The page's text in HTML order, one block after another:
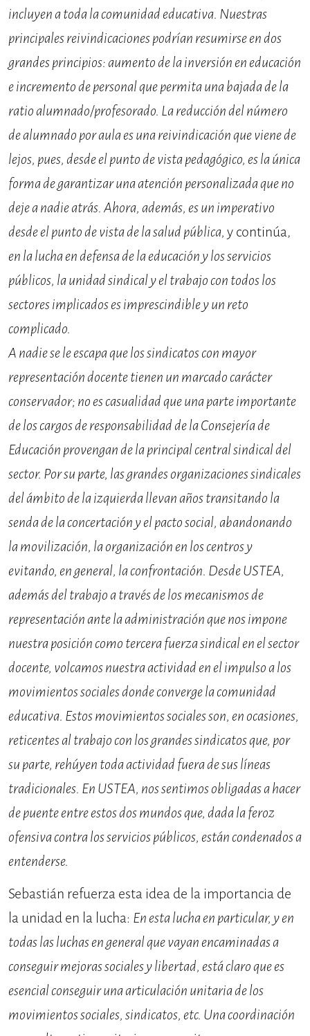
incluyen a toda la comunidad educativa. Nuestras
principales reivindicaciones podrían resumirse en dos
grandes principios: aumento de la inversión en educación
e incremento de personal que permita una bajada de la
ratio alumnado/profesorado. La reducción del número
de alumnado por aula es una reivindicación que viene de
lejos, pues, desde el punto de vista pedagógico, es la única
forma de garantizar una atención personalizada que no
deje a nadie atrás. Ahora, además, es un imperativo
desde el punto de vista de la salud pública,y continúa,
en la lucha en defensa de la educación y los servicios
públicos, la unidad sindical y el trabajo con todos los
sectores implicados es imprescindible y un reto
complicado.
A nadie se le escapa que los sindicatos con mayor
representación docente tienen un marcado carácter
conservador; no es casualidad que una parte importante
de los cargos de responsabilidad de la Consejería de
Educación provengan de la principal central sindical del
sector. Por su parte, las grandes organizaciones sindicales
del ámbito de la izquierda llevan años transitando la
senda de la concertación y el pacto social, abandonando
la movilización, la organización en los centros y
evitando, en general, la confrontación. Desde USTEA,
además del trabajo a través de los mecanismos de
representación ante la administración que nos impone
nuestra posición como tercera fuerza sindical en el sector
docente, volcamos nuestra actividad en el impulso a los
movimientos sociales donde converge la comunidad
educativa. Estos movimientos sociales son, en ocasiones,
reticentes al trabajo con los grandes sindicatos que, por
su parte, rehúyen toda actividad fuera de sus líneas
tradicionales. En USTEA, nos sentimos obligadas a hacer
de puente entre estos dos mundos que, dada la feroz
ofensiva contra los servicios públicos, están condenados a
entenderse.
Sebastián refuerza esta idea de la importancia de
la unidad en la lucha: En esta lucha en particular, y en
todas las luchas en general que vayan encaminadas a
conseguir mejoras sociales y libertad, está claro que es
esencial conseguir una articulación unitaria de los
movimientos sociales, sindicatos, etc. Una coordinación